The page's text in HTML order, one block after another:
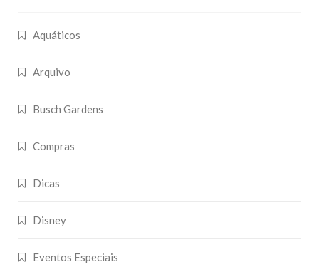
Aquáticos
Arquivo
Busch Gardens
Compras
Dicas
Disney
Eventos Especiais